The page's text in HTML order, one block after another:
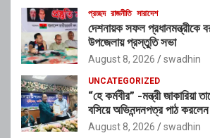
প্রচ্ছদ রাজনীতি সারাদেশ
দেশনায়ক সফল প্রধানমন্ত্রীকে
উপজেলায় প্রস্তুতি সভা
August 8, 2026 swadhin
UNCATEGORIZED
“হে কর্মবীর” -মন্ত্রী জাকারিয়া
বসিয়ে অভিনন্দনপত্র পাঠ
মন্ত্রণালয়ের ভারপ্রাপ্ত সচিব
August 8, 2026 swadhin